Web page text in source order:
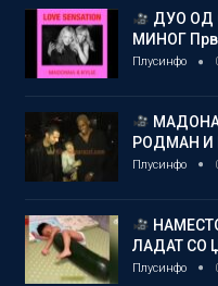
ДУО ОД
МИНОГ
Плусинфо
РОДМАН И
Плусинфо
ЛАДАТ СО
Плусинфо